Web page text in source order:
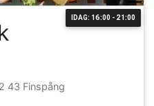
IDAG: 16:00 - 21:00
43 Finspång